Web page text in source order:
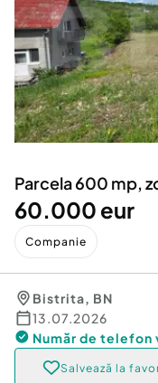
Servicii
Animale de
Afaceri și
Inchiriere Bunuri si
Utilaje agricole si
Piese auto si
Dacia Duster
Parcela 600 mp,
60.000 eur
Companie
Bistrita, BN
13.07.2026
Număr de telefon
Salvează la